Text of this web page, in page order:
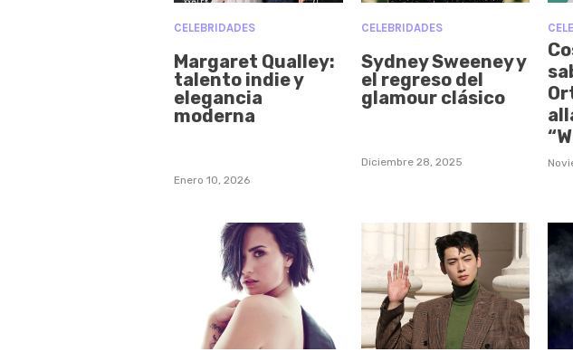
CELEBRIDADES
Margaret Qualley:
talento indie y
elegancia
moderna
Enero 10, 2026
CELEBRIDADES
Sydney Sweeney y
el regreso del
glamour clásico
Diciembre 28, 2025